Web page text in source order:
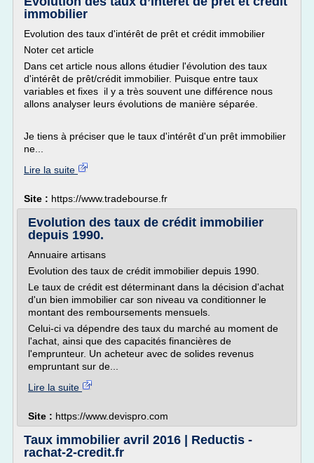
immobilier
Evolution des taux d'intérêt de prêt et crédit immobilier
Noter cet article
Dans cet article nous allons étudier l'évolution des taux
d'intérêt de prêt/crédit immobilier. Puisque entre taux
variables et fixes il y a très souvent une différence nous
allons analyser leurs évolutions de manière séparée.
Je tiens à préciser que le taux d'intérêt d'un prêt immobilier
ne...
Lire la suite
Site : https://www.tradebourse.fr
Evolution des taux de crédit immobilier
depuis 1990.
Annuaire artisans
Evolution des taux de crédit immobilier depuis 1990.
Le taux de crédit est déterminant dans la décision d'achat
d'un bien immobilier car son niveau va conditionner le
montant des remboursements mensuels.
Celui-ci va dépendre des taux du marché au moment de
l'achat, ainsi que des capacités financières de
l'emprunteur. Un acheteur avec de solides revenus
empruntant sur de...
Lire la suite
Site : https://www.devispro.com
Taux immobilier avril 2016 | Reductis -
rachat-2-credit.fr